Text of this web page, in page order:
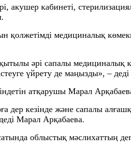
акушер кабинетi,
медициналық
әрі сапалы
үйрету де маңызды», –
атқарушы Марал
дер кезінде және сапалы
Марал Арқабаева.
облыстық